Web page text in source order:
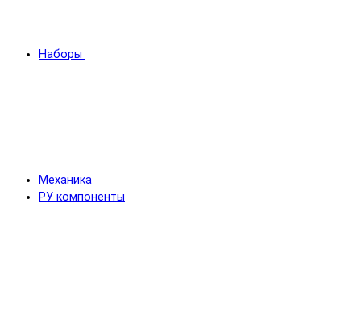
Наборы
Механика
РУ компоненты